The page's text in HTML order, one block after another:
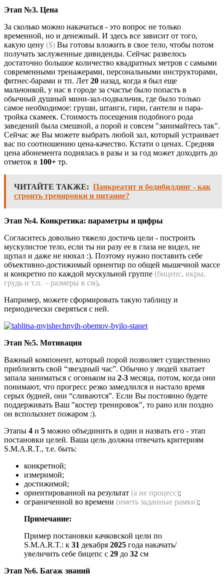
Этап №3. Цена
За сколько можно накачаться - это вопрос не только
временной, но и денежный. И здесь все зависит от того,
какую цену ($) Вы готовы вложить в свое тело, чтобы потом
получать заслуженные дивиденды. Сейчас развелось
достаточно большое количество квадратных метров с самыми
современными тренажерами, персональными инструкторами,
фитнес-барами и тп. Лет 20 назад, когда я был еще
мальчонкой, у нас в городе за счастье было попасть в
обычный душный мини-зал-подвальчик, где было только
самое необходимое: груши, штанги, гири, гантели и пара-
тройка скамеек. Стоимость посещения подобного рода
заведений была смешной, а порой и совсем "занимайтесь так".
Сейчас же Вы можете выбрать любой зал, который устраивает
вас по соотношению цена-качество. Кстати о ценах. Средняя
цена абонемента поднялась в разы и за год может доходить до
отметок в 100+ тр.
ЧИТАЙТЕ ТАКЖЕ: Панкреатит и бодибилдинг - как
строить тренировки и питание?
Этап №4. Конкретика: параметры и цифры
Согласитесь довольно тяжело достичь цели - построить
мускулистое тело, если ты ни разу ее в глаза не видел, не
щупал и даже не нюхал :). Поэтому нужно поставить себе
объективно-достижимый ориентир по общей мышечной массе
и конкретно по каждой мускульной группе (бицепс, икры,
грудь и т.п. – размеры в см).
Например, можете сформировать такую таблицу и
периодически сверяться с ней.
Этап №5. Мотивация
Важный компонент, который порой позволяет существенно
приблизить свой “звездный час”. Обычно у людей хватает
запала заниматься с огоньком на 2-3 месяца, потом, когда они
понимают, что прогресс резко замедлился и настало время
серых будней, они “сливаются”. Если Вы постоянно будете
поддерживать Ваш "костер тренировок", то рано или поздно
он всполыхнет пожаром :).
Этапы 4 и 5 можно объединить в один и назвать его - этап
постановки целей. Ваша цель должна отвечать критериям
S.M.A.R.T., т.е. быть:
конкретной;
измеримой;
достижимой;
ориентированной на результат (а не процесс);
ограниченной во времени (иметь заданные рамки);
Примечание:
Пример постановки качковской цели по
S.M.A.R.T.: к 31 декабря 2025 года накачать/
увеличить себе бицепс с 29 до 32 см
Этап №6. Багаж знаний